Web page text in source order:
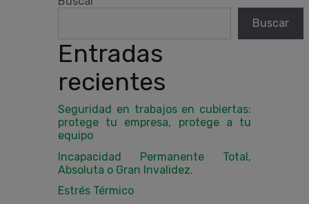
Buscar
Entradas
recientes
Seguridad en trabajos en cubiertas:
protege tu empresa, protege a tu
equipo
Incapacidad Permanente Total,
Absoluta o Gran Invalidez.
Estrés Térmico